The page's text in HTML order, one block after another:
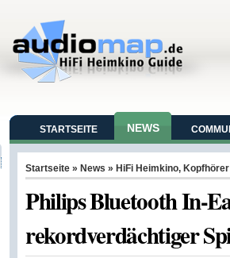
STARTSEITE NEWS
Startseite » News » HiFi Heimkino, Kopfhörer
Philips Bluetooth In-
rekordverdächtiger